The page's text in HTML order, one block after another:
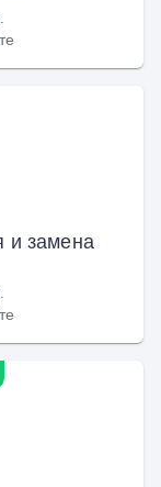
и замена